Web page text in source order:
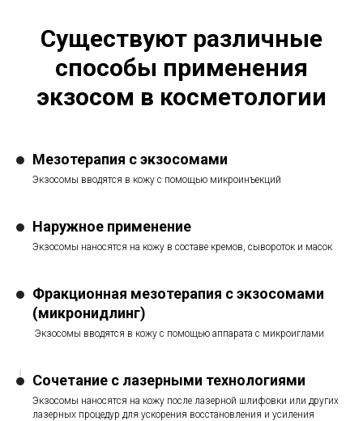
Существуют различные
способы применения
экзосом в косметологии
Мезотерапия с экзосомами
Экзосомы вводятся в кожу с помощью микроинъекций
Наружное применение
Экзосомы наносятся на кожу в составе кремов, сывороток и масок
Фракционная мезотерапия с экзосомами
(микронидлинг)
Экзосомы вводятся в кожу с помощью аппарата с микроиглами
Сочетание с лазерными технологиями
Экзосомы наносятся на кожу после лазерной шлифовки или других
лазерных процедур для ускорения восстановления и усиления